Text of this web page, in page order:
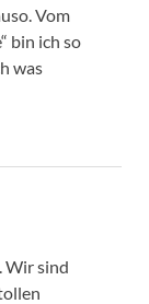
Vom
bin ich so
was
Wir sind